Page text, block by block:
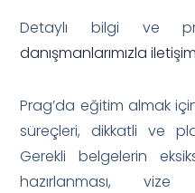
Detaylı bilgi ve
danışmanlarımızla
Prag’da eğitim almak
süreçleri, dikkatli ve
Gerekli belgelerin
hazırlanması,